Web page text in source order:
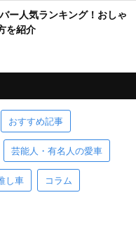
ー人気ランキング！おしゃ
を紹介
おすすめ記事
芸能人・有名人の愛車
し車 コラム